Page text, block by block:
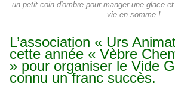
un petit coin d'ombre pour manger une glace
vie en somme !
L’association « Urs
cette année « Vèbre
» pour organiser le Vide
connu un franc succès.